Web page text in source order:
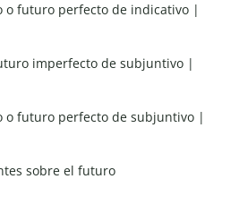
o futuro perfecto de indicativo |
imperfecto de subjuntivo |
o futuro perfecto de subjuntivo |
sobre el futuro